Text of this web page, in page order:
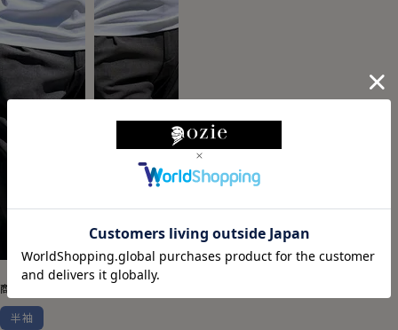
商品番号
半袖